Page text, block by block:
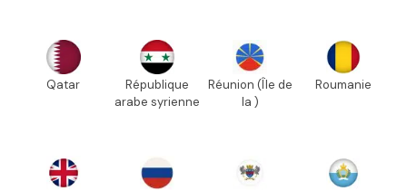
Qatar
République
arabe syrienne
Réunion (Île de
la )
Roumanie